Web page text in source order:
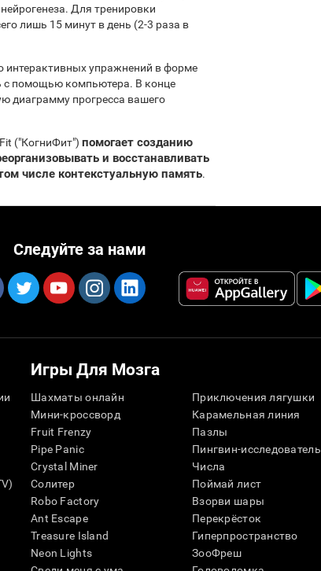
Для тренировки
лишь 15 минут в день (2-3 раза в
упражнений в форме
с помощью компьютера. В конце
диаграмму прогресса вашего
("КогниФит") помогает созданию
и восстанавливать
числе контекстуальную память.
Следуйте за нами
Игры Для Мозга
Шахматы онлайн
Мини-кроссворд
Fruit Frenzy
Pipe Panic
Crystal Miner
Солитер
Robo Factory
Ant Escape
Treasure Island
Neon Lights
Приключения лягушки
Карамельная линия
Пазлы
Пингвин-исследователь
Числа
Поймай лист
Взорви шары
Перекрёсток
Гиперпространство
ЗооФреш